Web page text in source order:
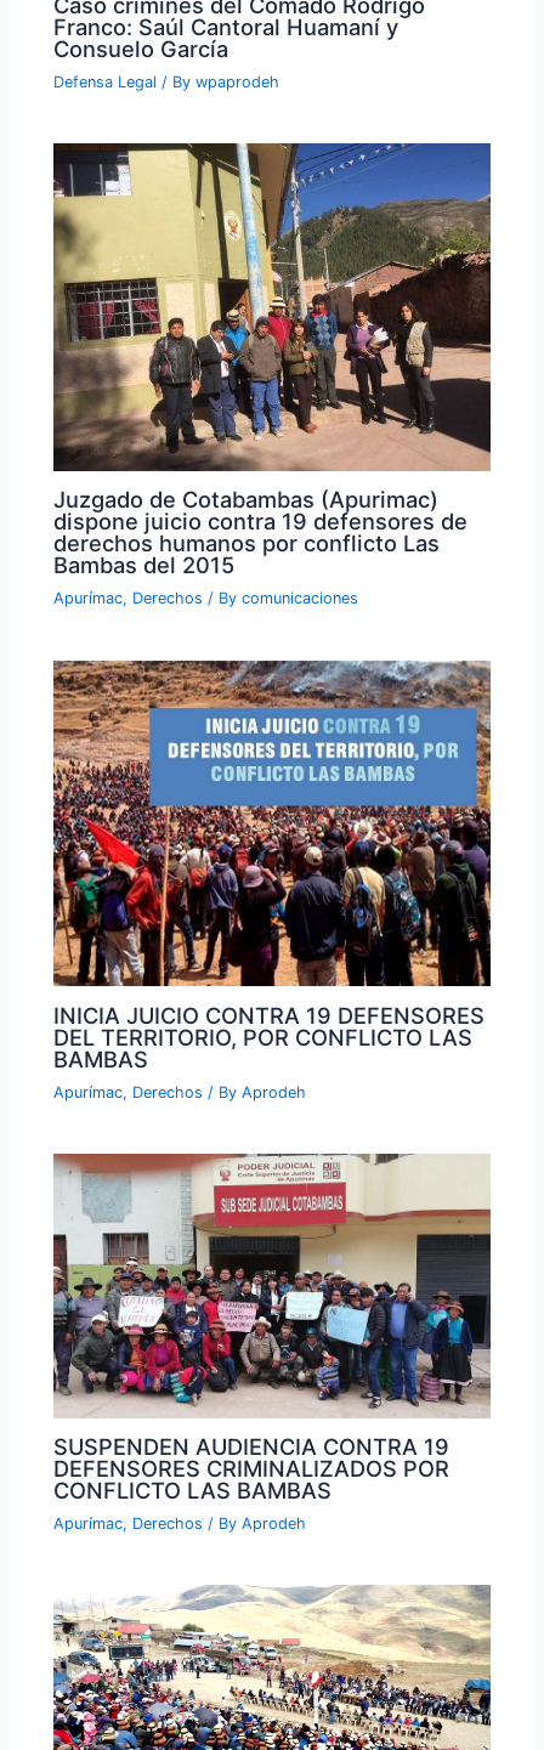
Franco: Saúl Cantoral Huamaní y
Consuelo García
Defensa Legal / Bywpaprodeh
Juzgado de Cotabambas (Apurimac)
dispone juicio contra 19 defensores de
derechos humanos por conflicto Las
Bambas del 2015
Apurímac, Derechos / Bycomunicaciones
INICIA JUICIO CONTRA 19 DEFENSORES
DEL TERRITORIO, POR CONFLICTO LAS
BAMBAS
Apurímac, Derechos / ByAprodeh
SUSPENDEN AUDIENCIA CONTRA 19
DEFENSORES CRIMINALIZADOS POR
CONFLICTO LAS BAMBAS
Apurímac, Derechos / ByAprodeh